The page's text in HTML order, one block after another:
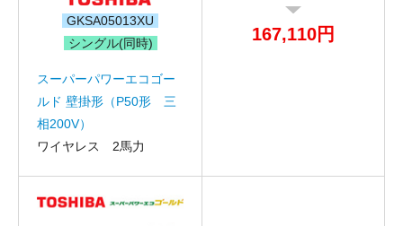
GKSA05013XU
シングル(同時)
スーパーパワーエコゴー
ルド 壁掛形（P50形 三
相200V）
ワイヤレス 2馬力
167,110円